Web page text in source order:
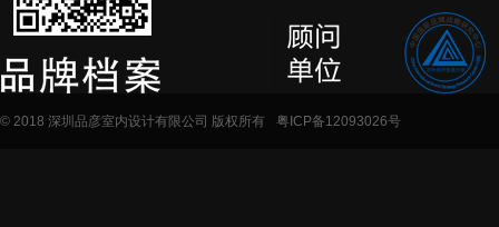
© 2018 深圳品彦室内设计有限公司 版权所有 粤ICP备12093026号